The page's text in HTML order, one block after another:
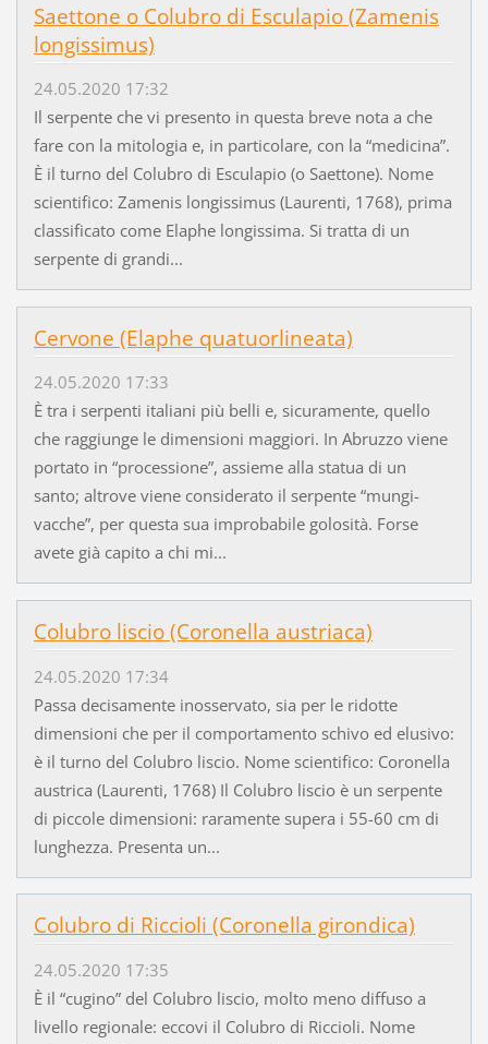
Saettone o Colubro di Esculapio (Zamenis
longissimus)
24.05.2020 17:32
Il serpente che vi presento in questa breve nota a che
fare con la mitologia e, in particolare, con la “medicina”.
È il turno del Colubro di Esculapio (o Saettone). Nome
scientifico: Zamenis longissimus (Laurenti, 1768), prima
classificato come Elaphe longissima. Si tratta di un
serpente di grandi...
Cervone (Elaphe quatuorlineata)
24.05.2020 17:33
È tra i serpenti italiani più belli e, sicuramente, quello
che raggiunge le dimensioni maggiori. In Abruzzo viene
portato in “processione”, assieme alla statua di un
santo; altrove viene considerato il serpente “mungi-
vacche”, per questa sua improbabile golosità. Forse
avete già capito a chi mi...
Colubro liscio (Coronella austriaca)
24.05.2020 17:34
Passa decisamente inosservato, sia per le ridotte
dimensioni che per il comportamento schivo ed elusivo:
è il turno del Colubro liscio. Nome scientifico: Coronella
austrica (Laurenti, 1768) Il Colubro liscio è un serpente
di piccole dimensioni: raramente supera i 55-60 cm di
lunghezza. Presenta un...
Colubro di Riccioli (Coronella girondica)
24.05.2020 17:35
È il “cugino” del Colubro liscio, molto meno diffuso a
livello regionale: eccovi il Colubro di Riccioli. Nome